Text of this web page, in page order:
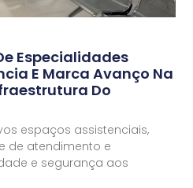
Especialidades
E Marca Avanço Na
Do
espaços assistenciais,
de atendimento e
e segurança aos